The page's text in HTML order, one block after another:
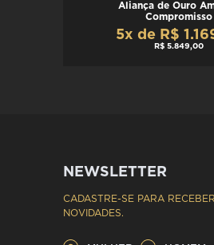
Aliança de Ouro
Compromisso
5x de R$
R$ 5.849,00
NEWSLETTER
CADASTRE-SE PARA
NOVIDADES.